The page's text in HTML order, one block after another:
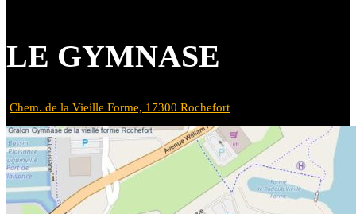
LE GYMNASE
Chem. de la Vieille Forme, 17300 Rochefort